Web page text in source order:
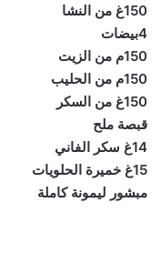
150غ من النشا
4بيضات
150م من الزيت
150م من الحليب
150غ من السكر
قبصة ملح
14غ سكر الفاني
15غ خميرة الحلويات
مبشور ليمونة كاملة